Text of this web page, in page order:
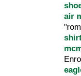
air